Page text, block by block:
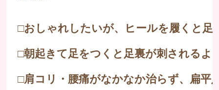
□おしゃれしたいが、ヒールを履くと足
□朝起きて足をつくと足裏が刺されるよ
□肩コリ・腰痛がなかなか治らず、扁平